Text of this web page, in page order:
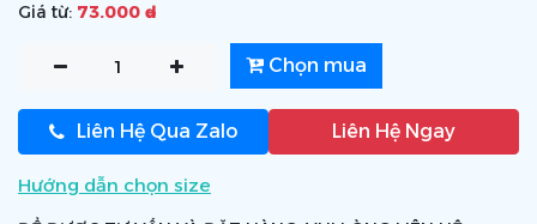
Giá từ: 73.000 ₫
Chọn mua
Liên Hệ Qua Zalo Liên Hệ Ngay
Hướng dẫn chọn size